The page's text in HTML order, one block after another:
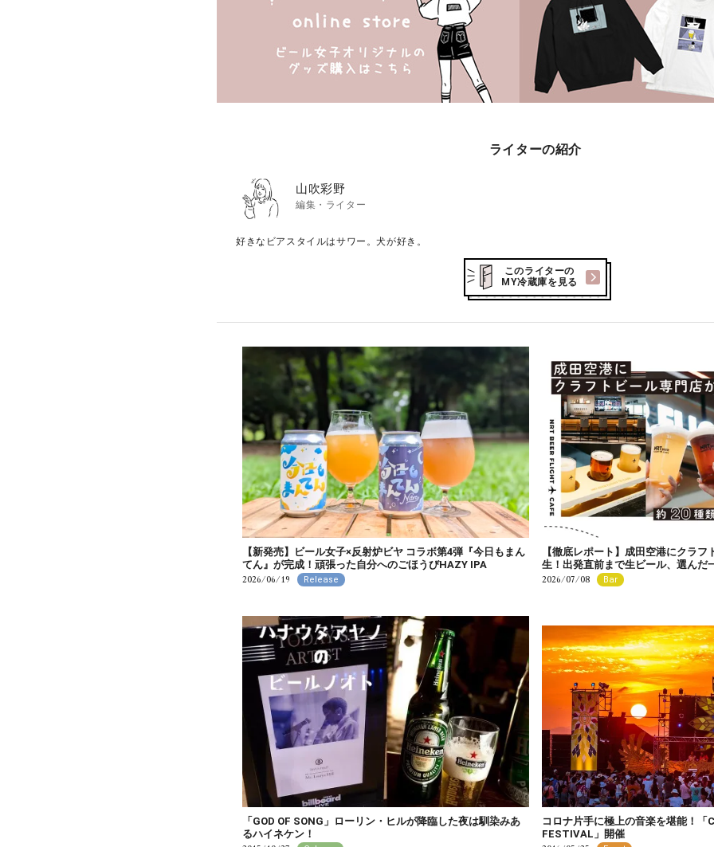
ライターの紹介
山吹彩野
編集・ライター
好きなビアスタイルはサワー。犬が好き。
このライターの
MY冷蔵庫を見る
【新発売】ビール女子×反射炉ビヤ コラボ第4弾『今日もまん
てん』が完成！頑張った自分へのごほうびHAZY IPA
2026/06/19 Release
【徹底レポート】成田空港にクラ
生！出発直前まで生ビール、選んだ
2026/07/08 Bar
「GOD OF SONG」ローリン・ヒルが降臨した夜は馴染みあ
るハイネケン！
コロナ片手に極上の音楽を堪能！「
FESTIVAL」開催